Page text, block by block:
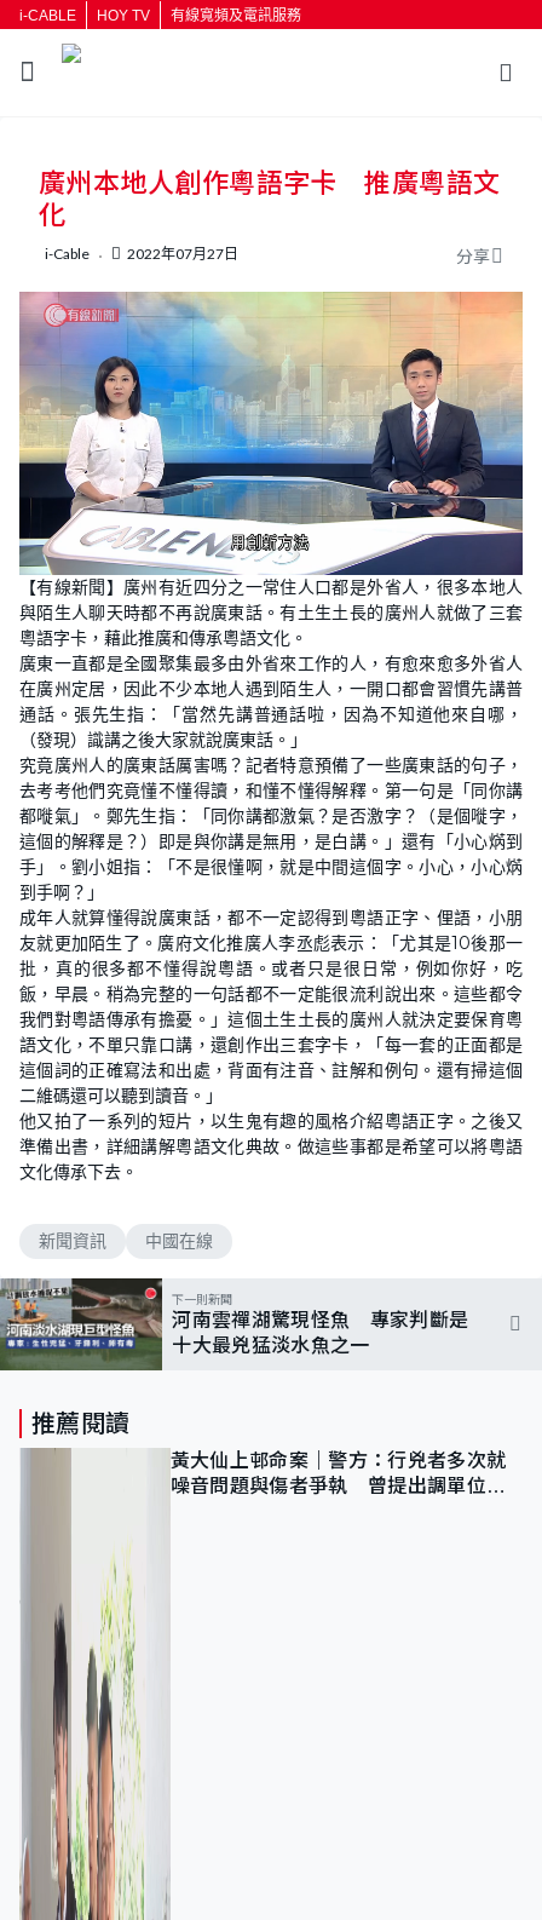
i-CABLE HOY TV 有線寬頻及電訊服務
按輸入鍵開始搜尋
廣州本地人創作粵語字卡 推廣粵語文
化
i-Cable 2022年07月27日 分享
U
n
m
u
t
e
L
o
a
d
e
d
:
3
6
.
5
6
%
【有線新聞】廣州有近四分之一常住人口都是外省人，很多本地人
與陌生人聊天時都不再說廣東話。有土生土長的廣州人就做了三套
粵語字卡，藉此推廣和傳承粵語文化。
廣東一直都是全國聚集最多由外省來工作的人，有愈來愈多外省人
在廣州定居，因此不少本地人遇到陌生人，一開口都會習慣先講普
通話。張先生指：「當然先講普通話啦，因為不知道他來自哪，
（發現）識講之後大家就說廣東話。」
究竟廣州人的廣東話厲害嗎？記者特意預備了一些廣東話的句子，
去考考他們究竟懂不懂得讀，和懂不懂得解釋。第一句是「同你講
都嘥氣」。鄭先生指：「同你講都激氣？是否激字？（是個嘥字，
這個的解釋是？）即是與你講是無用，是白講。」還有「小心焫到
手」。劉小姐指：「不是很懂啊，就是中間這個字。小心，小心焫
到手啊？」
成年人就算懂得說廣東話，都不一定認得到粵語正字、俚語，小朋
友就更加陌生了。廣府文化推廣人李丞彪表示：「尤其是10後那一
批，真的很多都不懂得說粵語。或者只是很日常，例如你好，吃
飯，早晨。稍為完整的一句話都不一定能很流利說出來。這些都令
我們對粵語傳承有擔憂。」這個土生土長的廣州人就決定要保育粵
語文化，不單只靠口講，還創作出三套字卡，「每一套的正面都是
這個詞的正確寫法和出處，背面有注音、註解和例句。還有掃這個
二維碼還可以聽到讀音。」
他又拍了一系列的短片，以生鬼有趣的風格介紹粵語正字。之後又
準備出書，詳細講解粵語文化典故。做這些事都是希望可以將粵語
文化傳承下去。
新聞資訊 中國在線
下一則新聞
河南雲禪湖驚現怪魚 專家判斷是
十大最兇猛淡水魚之一
推薦閱讀
黃大仙上邨命案｜警方：行兇者多次就
噪音問題與傷者爭執 曾提出調單位已